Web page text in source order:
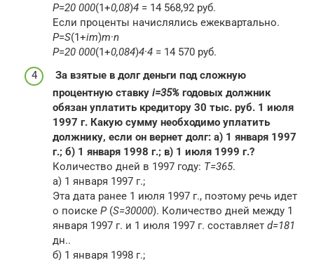
P=20 000(1+0,08)4 ​ = 14 568,92 руб.
Если проценты начислялись ежеквартально.
P=S(1+im​)m·n
P=20 000(1+0,084​)4·4 ​ = 14 570 руб.
За взятые в долг деньги под сложную
процентную ставку i=35% годовых должник
обязан уплатить кредитору 30 тыс. руб. 1 июля
1997 г. Какую сумму необходимо уплатить
должнику, если он вернет долг: а) 1 января 1997
г.; б) 1 января 1998 г.; в) 1 июля 1999 г.?
Количество дней в 1997 году: T=365.
а) 1 января 1997 г.;
Эта дата ранее 1 июля 1997 г., поэтому речь идет
о поиске P(S=30000). Количество дней между 1
января 1997 г. и 1 июля 1997 г. составляет d=181
дн..
б) 1 января 1998 г.;